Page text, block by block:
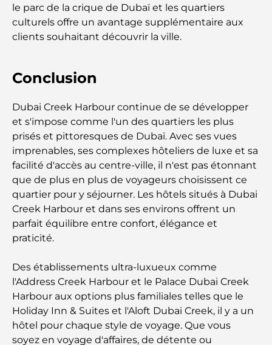
Écoles à Abou Dhabi : Le guide ultime des
meilleures écoles de la capitale
la capitale
Gyms in Abu Dhabi: Your Guide to the Best
Fitness Spots in the City
Centres commerciaux à Abou Dhabi : votre guide
des meilleurs endroits pour faire du shopping en
ville
Les plus belles plages d'Abu Dhabi pour une
journée parfaite
Les meilleurs endroits à visiter gratuitement à
Abou Dhabi
Les meilleures voitures électriques de luxe :
le parc de la crique de Dubaï et les quartiers
culturels offre un avantage supplémentaire aux
clients souhaitant découvrir la ville.
Conclusion
Dubai Creek Harbour continue de se développer
et s'impose comme l'un des quartiers les plus
prisés et pittoresques de Dubaï. Avec ses vues
imprenables, ses complexes hôteliers de luxe et sa
facilité d'accès au centre-ville, il n'est pas étonnant
que de plus en plus de voyageurs choisissent ce
quartier pour y séjourner. Les hôtels situés à Dubai
Creek Harbour et dans ses environs offrent un
parfait équilibre entre confort, élégance et
praticité.
Des établissements ultra-luxueux comme
l'Address Creek Harbour et le Palace Dubai Creek
Harbour aux options plus familiales telles que le
Holiday Inn & Suites et l'Aloft Dubai Creek, il y a un
hôtel pour chaque style de voyage. Que vous
soyez en voyage d'affaires, de détente ou